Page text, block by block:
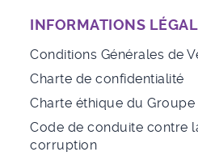
INFORMATIONS
Conditions Générales de
Charte de confidentialité
Charte éthique du Groupe
Code de conduite contre
corruption